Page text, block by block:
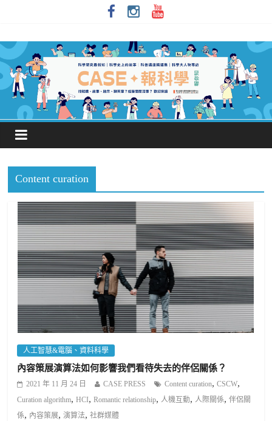
Content curation
人工智慧&電腦、資料科學
內容策展演算法如何影響我們看待失去的伴侶關係？
2021 年 11 月 24 日 CASE PRESS Content curation,CSCW,
Curation algorithm,HCI,Romantic relationship, 人機互動, 人際關係,伴侶關
係, 內容策展,演算法,社群媒體